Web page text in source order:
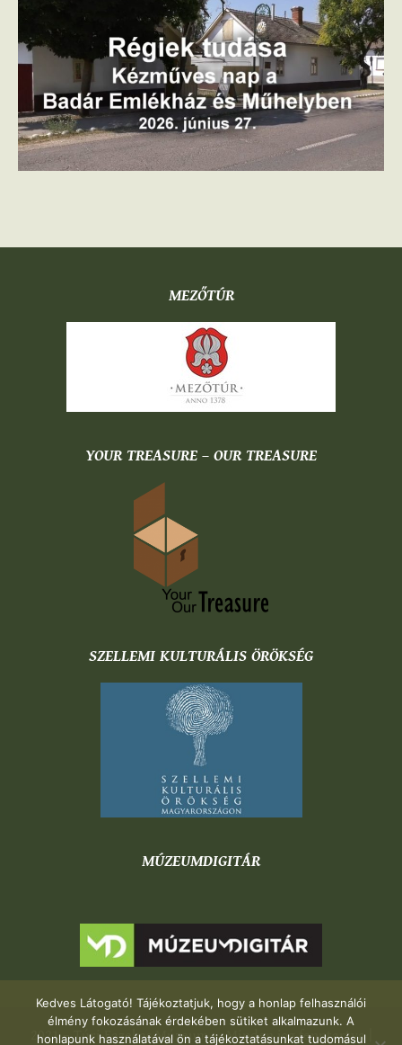
MEZŐTÚR
YOUR TREASURE – OUR TREASURE
SZELLEMI KULTURÁLIS ÖRÖKSÉG
MÚZEUMDIGITÁR
2021 – Túri Fazekas Múzeum – Minden jog fenntartva |
Kedves Látogató! Tájékoztatjuk, hogy a honlap felhasználói
élmény fokozásának érdekében sütiket alkalmazunk. A
honlapunk használatával ön a tájékoztatásunkat tudomásul